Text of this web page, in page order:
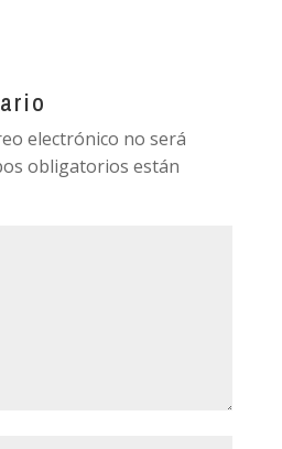
electrónico no será
obligatorios están